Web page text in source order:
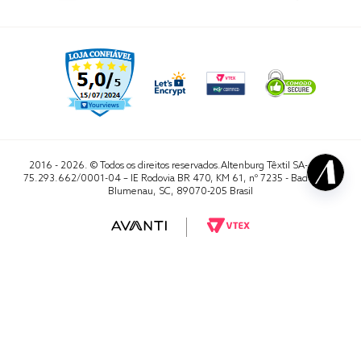
2016 - 2026. © Todos os direitos reservados.Altenburg Têxtil SA- CNPJ
75.293.662/0001-04 – IE Rodovia BR 470, KM 61, nº 7235 - Badenfurt,
Blumenau, SC, 89070-205 Brasil